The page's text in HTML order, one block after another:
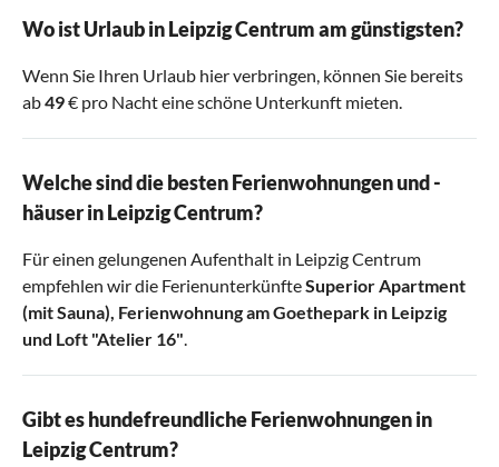
Wo ist Urlaub in Leipzig Centrum am günstigsten?
Wenn Sie Ihren Urlaub hier verbringen, können Sie bereits
ab49€ pro Nacht eine schöne Unterkunft mieten.
Welche sind die besten Ferienwohnungen und -
häuser in Leipzig Centrum?
Für einen gelungenen Aufenthalt in Leipzig Centrum
empfehlen wir die FerienunterkünfteSuperior Apartment
(mit Sauna) Ferienwohnung am Goethepark in Leipzig
und Loft "Atelier 16"
Gibt es hundefreundliche Ferienwohnungen in
Leipzig Centrum?